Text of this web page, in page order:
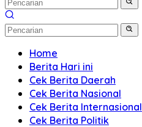
Home
Berita Hari ini
Cek Berita Daerah
Cek Berita Nasional
Cek Berita Internasional
Cek Berita Politik